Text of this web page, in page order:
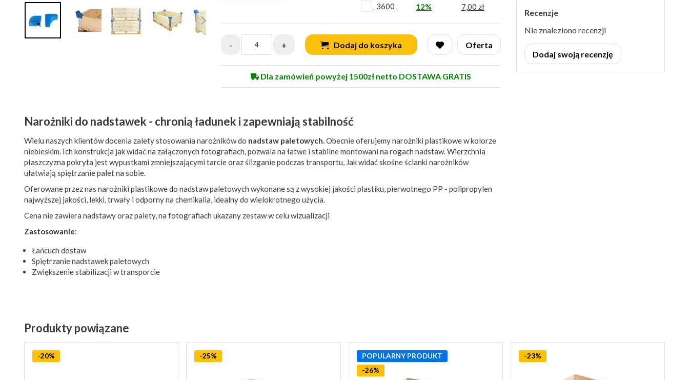
3600
12% 7,00 zł
- + Dodaj do koszyka Oferta
Dla zamówień powyżej 1500zł netto DOSTAWA GRATIS
Narożniki do nadstawek - chronią ładunek i zapewniają stabilność
Wielu naszych klientów docenia zalety stosowania narożników do nadstaw paletowych.Obecnie oferujemy narożniki plastikowe w kolorze
niebieskim. Ich konstrukcja jak widać na załączonych fotografiach, pozwala na łatwe i stabilne montowani na rogach nadstaw. Wierzchnia
płaszczyzna pokryta jest wypustkami zmniejszającymi tarcie oraz ślizganie podczas transportu, Jak widać skośne ścianki narożników
ułatwiają spiętrzanie palet na sobie.
Oferowane przez nas narożniki plastikowe do nadstaw paletowych wykonane są z wysokiej jakości plastiku, pierwotnego PP - polipropylen
najwyższej jakości, lekki, trwały i odporny na chemikalia, idealny do wielokrotnego użycia.
Cena nie zawiera nadstawy oraz palety, na fotografiach ukazany zestaw w celu wizualizacji
Zastosowanie:
Łańcuch dostaw
Spiętrzanie nadstawek paletowych
Zwiększenie stabilizacji w transporcie
Recenzje
Nie znaleziono recenzji
Dodaj swoją recenzję
Produkty powiązane
-20% -25%
POPULARNY PRODUKT
-26%
-23%